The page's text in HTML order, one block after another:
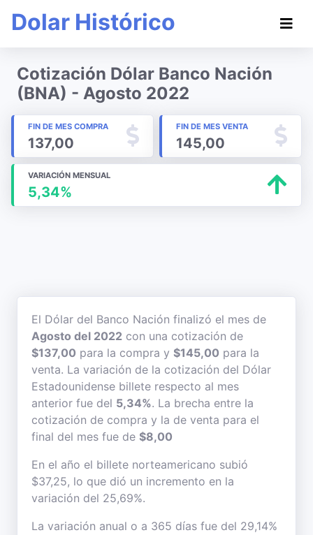
Dolar Histórico
Cotización Dólar Banco Nación
(BNA) - Agosto 2022
FIN DE MES COMPRA
137,00
FIN DE MES VENTA
145,00
VARIACIÓN MENSUAL
5,34%
El Dólar del Banco Nación finalizó el mes de
Agosto del 2022 con una cotización de
$137,00 para la compra y $145,00 para la
venta. La variación de la cotización del Dólar
Estadounidense billete respecto al mes
anterior fue del 5,34%. La brecha entre la
cotización de compra y la de venta para el
final del mes fue de $8,00
En el año el billete norteamericano subió
$37,25, lo que dió un incremento en la
variación del 25,69%.
La variación anual o a 365 días fue del 29,14%